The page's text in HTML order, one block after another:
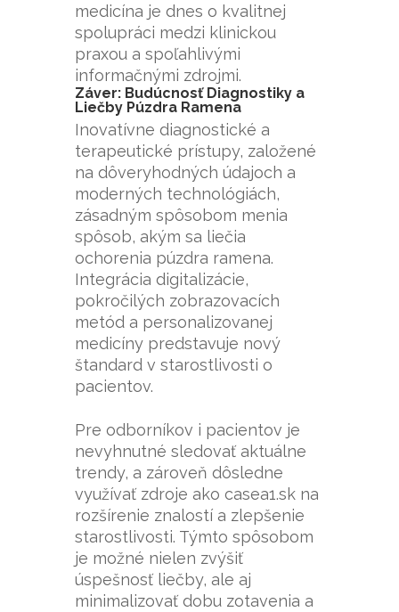
medicína je dnes o kvalitnej
spolupráci medzi klinickou
praxou a spoľahlivými
informačnými zdrojmi.
Záver: Budúcnosť Diagnostiky a
Liečby Púzdra Ramena
Inovatívne diagnostické a
terapeutické prístupy, založené
na dôveryhodných údajoch a
moderných technológiách,
zásadným spôsobom menia
spôsob, akým sa liečia
ochorenia púzdra ramena.
Integrácia digitalizácie,
pokročilých zobrazovacích
metód a personalizovanej
medicíny predstavuje nový
štandard v starostlivosti o
pacientov.
Pre odborníkov i pacientov je
nevyhnutné sledovať aktuálne
trendy, a zároveň dôsledne
využívať zdroje ako casea1.sk na
rozšírenie znalostí a zlepšenie
starostlivosti. Týmto spôsobom
je možné nielen zvýšiť
úspešnosť liečby, ale aj
minimalizovať dobu zotavenia a